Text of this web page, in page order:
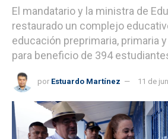
El mandatario y la ministra de
restaurado un complejo
educación preprimaria, primaria
para beneficio de 394
por Estuardo Martínez 11 de